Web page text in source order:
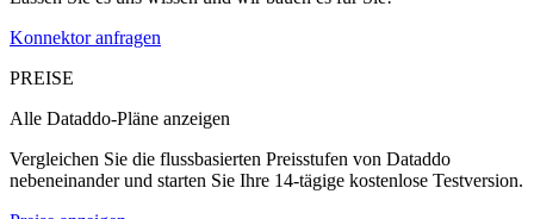
Konnektor anfragen
PREISE
Alle Dataddo-Pläne anzeigen
Vergleichen Sie die flussbasierten Preisstufen von Dataddo
nebeneinander und starten Sie Ihre 14-tägige kostenlose Testversion.